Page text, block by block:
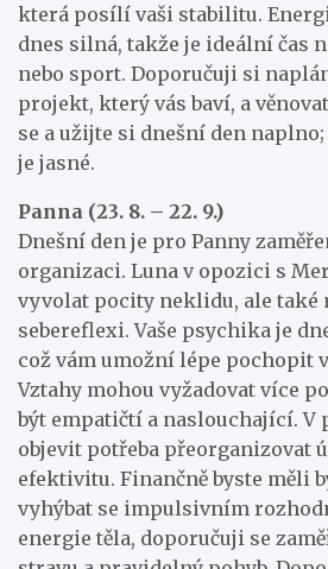
která posílí vaši stabilitu.
dnes silná, takže je ideální čas
nebo sport. Doporučuji si
projekt, který vás baví, a
se a užijte si dnešní den
je jasné.
Panna (23. 8. – 22. 9.)
Dnešní den je pro Panny
organizaci. Luna v opozici s
vyvolat pocity neklidu, ale také
sebereflexi. Vaše psychika je
což vám umožní lépe pochopit
Vztahy mohou vyžadovat více
být empatičtí a naslouchající. V
objevit potřeba přeorganizovat
efektivitu. Finančně byste měli
vyhýbat se impulsivním
energie těla, doporučuji se